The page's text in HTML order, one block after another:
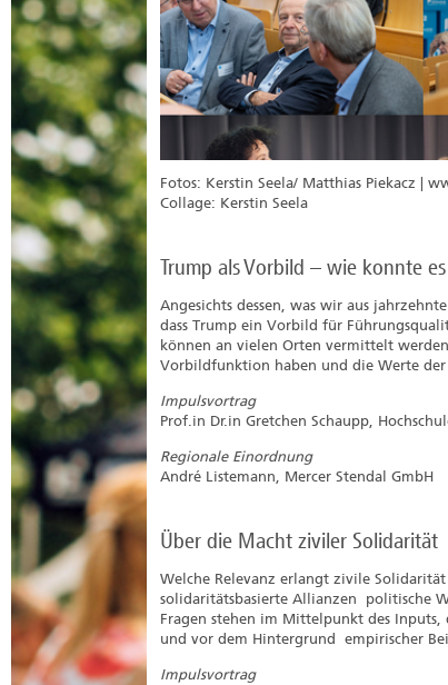
Fotos: Kerstin Seela/ Matthias Piekacz |
Collage: Kerstin Seela
Trump als Vorbild – wie konnte
Angesichts dessen, was wir aus
dass Trump ein Vorbild für
können an vielen Orten vermittelt
Vorbildfunktion haben und die Werte
Impulsvortrag
Prof.in Dr.in Gretchen Schaupp,
Regionale Einordnung
André Listemann, Mercer Stendal GmbH
Über die Macht ziviler Solidarität
Welche Relevanz erlangt zivile
solidaritätsbasierte Allianzen politische
Fragen stehen im Mittelpunkt des
und vor dem Hintergrund empirischer
Impulsvortrag